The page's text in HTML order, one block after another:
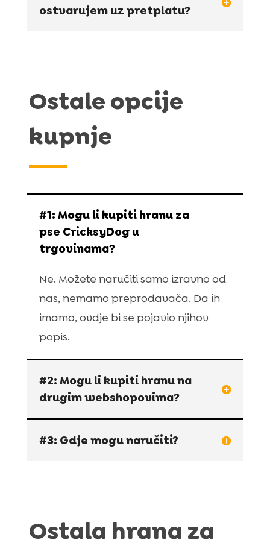
ostvarujem uz pretplatu?
Ostale opcije
kupnje
#1: Mogu li kupiti hranu za
pse CricksyDog u
trgovinama?
Ne. Možete naručiti samo izravno od
nas, nemamo preprodavača. Da ih
imamo, ovdje bi se pojavio njihov
popis.
#2: Mogu li kupiti hranu na
drugim webshopovima?
#3: Gdje mogu naručiti?
Ostala hrana za